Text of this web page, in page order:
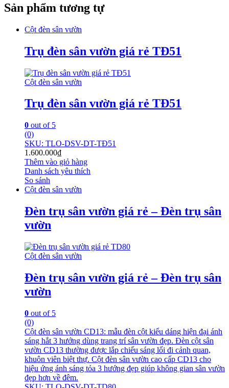
Sản phẩm tương tự
Cột đèn sân vườn
Trụ đèn sân vườn giá rẻ TĐ51
Cột đèn sân vườn
Trụ đèn sân vườn giá rẻ TĐ51
0 out of 5
(0)
SKU: TLO-DSV-DT-TĐ51
1.600.000₫
Thêm vào giỏ hàng
Danh sách yêu thích
So sánh
Cột đèn sân vườn
Đèn trụ sân vườn giá rẻ – Đèn trụ sân
vườn
Cột đèn sân vườn
Đèn trụ sân vườn giá rẻ – Đèn trụ sân
vườn
0 out of 5
(0)
Cột đèn sân vườn CD13: mẫu đèn cột kiểu dáng hiện đại ánh
sáng hắt 3 hướng dùng trang trí sân vườn đẹp. Đèn cột sân
vườn CD13 thường được lắp chiếu sáng lối đi cảnh quan,
khuôn viên biệt thự. Cột đèn sân vườn cao cấp CD13 cho
hiệu ứng ánh sáng tỏa 3 hướng đẹp giúp không gian sân vườn
đẹp hơn về đêm.